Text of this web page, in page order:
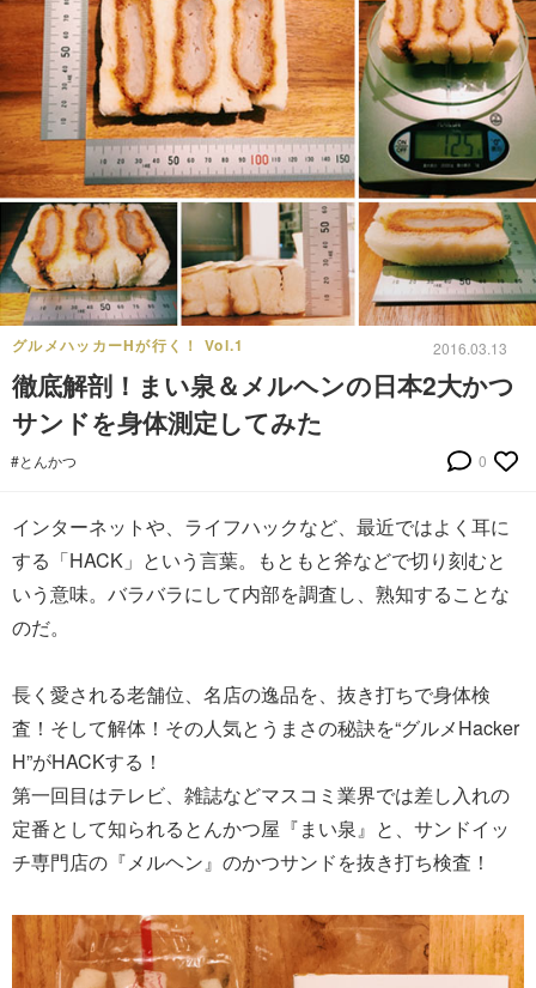
グルメハッカーHが行く！ Vol.1 2016.03.13
徹底解剖！まい泉＆メルヘンの日本2大かつ
サンドを身体測定してみた
#とんかつ 0
インターネットや、ライフハックなど、最近ではよく耳に
する「HACK」という言葉。もともと斧などで切り刻むと
いう意味。バラバラにして内部を調査し、熟知することな
のだ。
長く愛される老舗位、名店の逸品を、抜き打ちで身体検
査！そして解体！その人気とうまさの秘訣を“グルメHacker
H”がHACKする！
第一回目はテレビ、雑誌などマスコミ業界では差し入れの
定番として知られるとんかつ屋『まい泉』と、サンドイッ
チ専門店の『メルヘン』のかつサンドを抜き打ち検査！